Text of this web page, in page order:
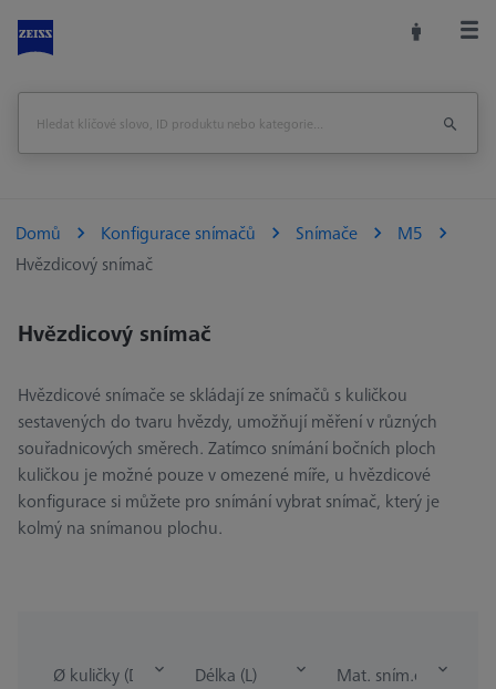
Domů Konfigurace snímačů Snímače
M5
Hvězdicový snímač
Hvězdicový snímač
Hvězdicové snímače se skládají ze snímačů s kuličkou
sestavených do tvaru hvězdy, umožňují měření v různých
souřadnicových směrech. Zatímco snímání bočních ploch
kuličkou je možné pouze v omezené míře, u hvězdicové
konfigurace si můžete pro snímání vybrat snímač, který je
kolmý na snímanou plochu.
Ø kuličky (DK) Délka (L) Mat. sním.elementu